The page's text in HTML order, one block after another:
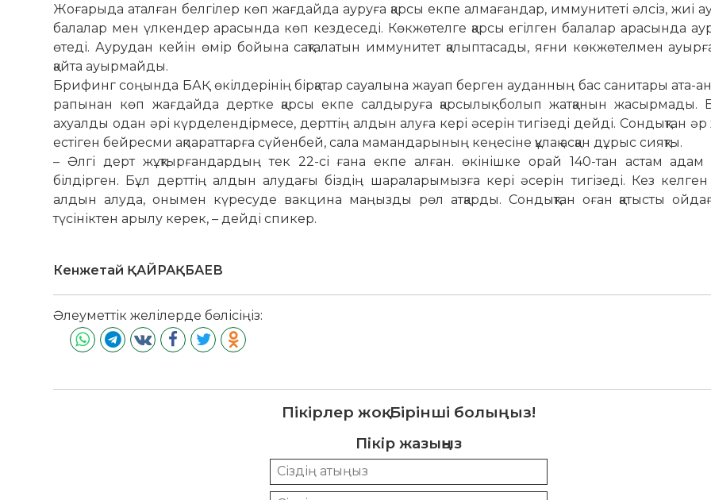
Жоғарыда атал­ған белгілер көп жағдайда ау­руға қарсы екпе алмағандар, иммунитеті әлсіз, жиі
балалар мен үлкендер ара­сында көп кездеседі. Көк­жөтелге қарсы егілген ба­лалар ара­сында
өтеді. Аурудан кейін өмір бойына сақталатын иммунитет қалыптасады, яғни көкжө­тел­мен
қайта ауырмайды.
Брифинг соңында БАҚ өкілдерінің бірқатар сауалына жауап берген ау­данның бас санитары ата-
ра­пынан көп жағдайда дертке қарсы екпе салдыруға қарсылық болып жат­қанын жасырмады.
ахуалды одан әрі күрделендірмесе, дерттің ал­дын алуға кері әсерін тигізеді дейді. Сондықтан
естіген бей­ресми ақпараттарға сүйенбей, сала ма­мандарының кеңесіне құлақ асқан дұрыс сияқты.
– Әлгі дерт жұқтырғандардың тек 22-сі ғана екпе алған. өкінішке орай 140-тан астам адам
білдірген. Бұл дерттің алдын алудағы біздің шараларымызға кері әсерін тигізеді. Кез келген
алдын алуда, онымен күресуде вакцина маңызды рөл атқарды. Сондықтан оған қатысты
түсініктен арылу керек, – дейді спикер.
Кенжетай ҚАЙРАҚБАЕВ
Әлеуметтік желілерде бөлісіңіз:
Пікірлер жоқ. Бірінші болыңыз!
Пікір жазыңыз